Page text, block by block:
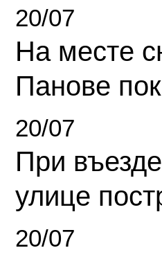
20/07
На месте
Панове
20/07
При
улице
20/07